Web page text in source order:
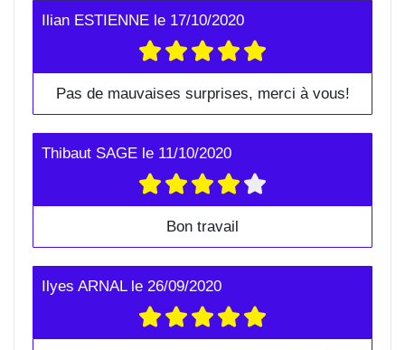
Ilian ESTIENNE le 17/10/2020
Pas de mauvaises surprises, merci à vous!
Thibaut SAGE le 11/10/2020
Bon travail
Ilyes ARNALle 26/09/2020